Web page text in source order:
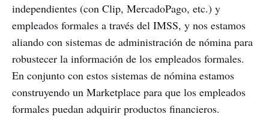
independientes (con Clip, MercadoPago, etc.) y
empleados formales a través del IMSS, y nos estamos
aliando con sistemas de administración de nómina para
robustecer la información de los empleados formales.
En conjunto con estos sistemas de nómina estamos
construyendo un Marketplace para que los empleados
formales puedan adquirir productos financieros.